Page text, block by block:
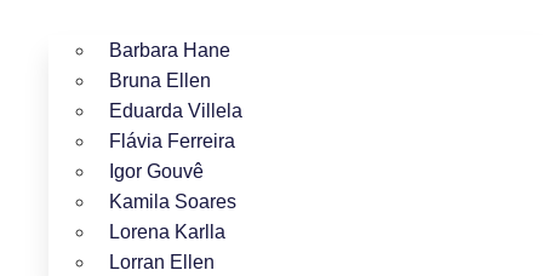
Barbara Hane
Bruna Ellen
Eduarda Villela
Flávia Ferreira
Igor Gouvê
Kamila Soares
Lorena Karlla
Lorran Ellen